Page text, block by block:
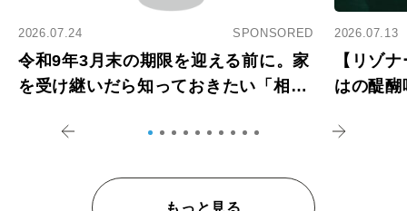
2026.07.24 SPONSORED
令和9年3月末の期限を迎える前に。家
を受け継いだら知っておきたい「相続
2026.07.13
【リゾ
はの醍
もっと見る